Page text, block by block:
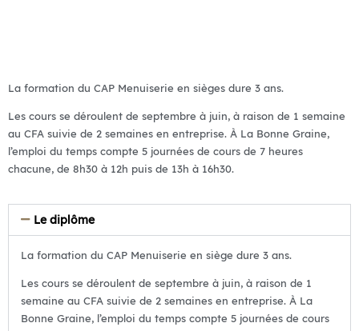
La formation du CAP Menuiserie en sièges dure 3 ans.
Les cours se déroulent de septembre à juin, à raison de 1 semaine
au CFA suivie de 2 semaines en entreprise. À La Bonne Graine,
l’emploi du temps compte 5 journées de cours de 7 heures
chacune, de 8h30 à 12h puis de 13h à 16h30.
Le diplôme
La formation du CAP Menuiserie en siège dure 3 ans.
Les cours se déroulent de septembre à juin, à raison de 1
semaine au CFA suivie de 2 semaines en entreprise. À La
Bonne Graine, l’emploi du temps compte 5 journées de cours